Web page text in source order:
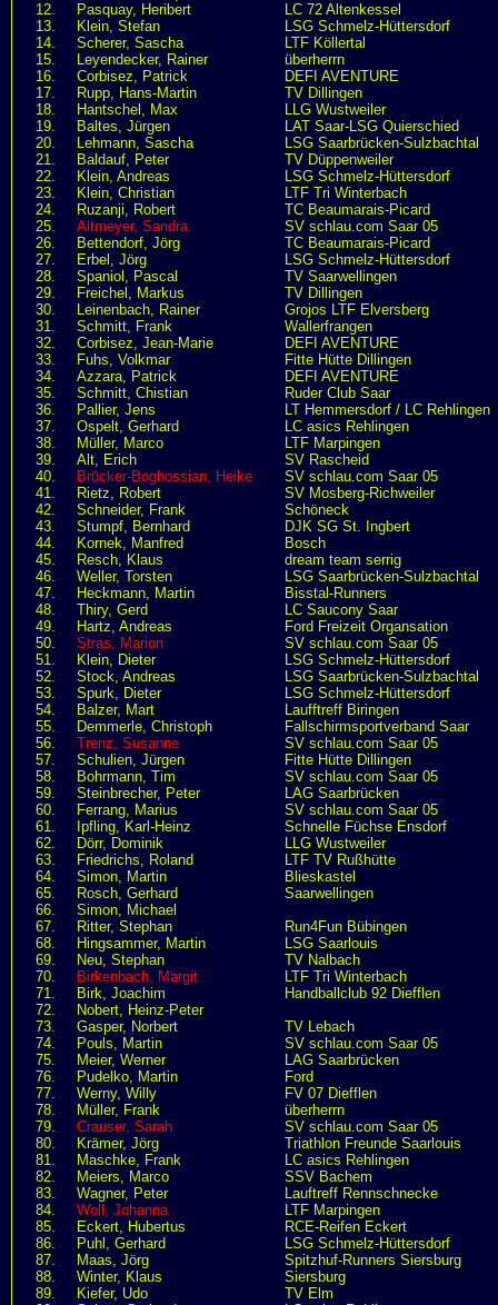
12.
Pasquay, Heribert
LC 72 Altenkessel
13.
Klein, Stefan
LSG Schmelz-Hüttersdorf
14.
Scherer, Sascha
LTF Köllertal
15.
Leyendecker, Rainer
überherrn
16.
Corbisez, Patrick
DEFI AVENTURE
17.
Rupp, Hans-Martin
TV Dillingen
18.
Hantschel, Max
LLG Wustweiler
19.
Baltes, Jürgen
LAT Saar-LSG Quierschied
20.
Lehmann, Sascha
LSG Saarbrücken-Sulzbachtal
21.
Baldauf, Peter
TV Düppenweiler
22.
Klein, Andreas
LSG Schmelz-Hüttersdorf
23.
Klein, Christian
LTF Tri Winterbach
24.
Ruzanji, Robert
TC Beaumarais-Picard
25.
Altmeyer, Sandra
SV schlau.com Saar 05
26.
Bettendorf, Jörg
TC Beaumarais-Picard
27.
Erbel, Jörg
LSG Schmelz-Hüttersdorf
28.
Spaniol, Pascal
TV Saarwellingen
29.
Freichel, Markus
TV Dillingen
30.
Leinenbach, Rainer
Grojos LTF Elversberg
31.
Schmitt, Frank
Wallerfrangen
32.
Corbisez, Jean-Marie
DEFI AVENTURE
33.
Fuhs, Volkmar
Fitte Hütte Dillingen
34.
Azzara, Patrick
DEFI AVENTURE
35.
Schmitt, Chistian
Ruder Club Saar
36.
Pallier, Jens
LT Hemmersdorf / LC Rehlingen
37.
Ospelt, Gerhard
LC asics Rehlingen
38.
Müller, Marco
LTF Marpingen
39.
Alt, Erich
SV Rascheid
40.
Brücker-Boghossian, Heike
SV schlau.com Saar 05
41.
Rietz, Robert
SV Mosberg-Richweiler
42.
Schneider, Frank
Schöneck
43.
Stumpf, Bernhard
DJK SG St. Ingbert
44.
Kornek, Manfred
Bosch
45.
Resch, Klaus
dream team serrig
46.
Weller, Torsten
LSG Saarbrücken-Sulzbachtal
47.
Heckmann, Martin
Bisstal-Runners
48.
Thiry, Gerd
LC Saucony Saar
49.
Hartz, Andreas
Ford Freizeit Organsation
50.
Stras, Marion
SV schlau.com Saar 05
51.
Klein, Dieter
LSG Schmelz-Hüttersdorf
52.
Stock, Andreas
LSG Saarbrücken-Sulzbachtal
53.
Spurk, Dieter
LSG Schmelz-Hüttersdorf
54.
Balzer, Mart
Laufftreff Biringen
55.
Demmerle, Christoph
Fallschirmsportverband Saar
56.
Trenz, Susanne
SV schlau.com Saar 05
57.
Schulien, Jürgen
Fitte Hütte Dillingen
58.
Bohrmann, Tim
SV schlau.com Saar 05
59.
Steinbrecher, Peter
LAG Saarbrücken
60.
Ferrang, Marius
SV schlau.com Saar 05
61.
Ipfling, Karl-Heinz
Schnelle Füchse Ensdorf
62.
Dörr, Dominik
LLG Wustweiler
63.
Friedrichs, Roland
LTF TV Rußhütte
64.
Simon, Martin
Blieskastel
65.
Rosch, Gerhard
Saarwellingen
66.
Simon, Michael
67.
Ritter, Stephan
Run4Fun Bübingen
68.
Hingsammer, Martin
LSG Saarlouis
69.
Neu, Stephan
TV Nalbach
70.
Birkenbach, Margit
LTF Tri Winterbach
71.
Birk, Joachim
Handballclub 92 Diefflen
72.
Nobert, Heinz-Peter
73.
Gasper, Norbert
TV Lebach
74.
Pouls, Martin
SV schlau.com Saar 05
75.
Meier, Werner
LAG Saarbrücken
76.
Pudelko, Martin
Ford
77.
Werny, Willy
FV 07 Diefflen
78.
Müller, Frank
überherrn
79.
Crauser, Sarah
SV schlau.com Saar 05
80.
Krämer, Jörg
Triathlon Freunde Saarlouis
81.
Maschke, Frank
LC asics Rehlingen
82.
Meiers, Marco
SSV Bachem
83.
Wagner, Peter
Lauftreff Rennschnecke
84.
Woll, Johanna
LTF Marpingen
85.
Eckert, Hubertus
RCE-Reifen Eckert
86.
Puhl, Gerhard
LSG Schmelz-Hüttersdorf
87.
Maas, Jörg
Spitzhuf-Runners Siersburg
88.
Winter, Klaus
Siersburg
89.
Kiefer, Udo
TV Elm